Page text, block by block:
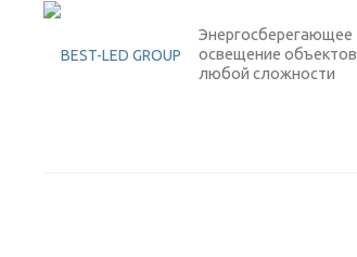
Энергосберегающее
освещение объектов
любой сложности